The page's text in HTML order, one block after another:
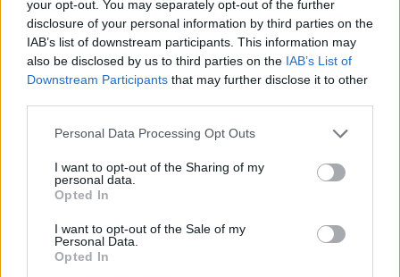
your opt-out. You may separately opt-out of the further
disclosure of your personal information by third parties on the
IAB’s list of downstream participants. This information may
also be disclosed by us to third parties on the IAB’s List of
Downstream Participants that may further disclose it to other
Please note that this website/app uses one or more Google
not limited to your visit or usage behaviour. You may click to
grant or deny consent to Google and its third-party tags to
use your data for below specified purposes in below Google
consent section.
Personal Data Processing Opt Outs
I want to opt-out of the Sharing of my
personal data.
Opted In
I want to opt-out of the Sale of my
Personal Data.
Opted In
a nehéz helyzetek kezelésére. Maradjon kecses a tűz
mellett, és olyan bizalmat szerez, amely segít a
mindennapi életben. Szánjon időt a kikapcsolódásra
és vegyen egy mély lélegzetet.
halogatás az ellentéte a személyes fejlődésnek. Egy
más elől. Sürgősen kezelje akadályát, és olyan
hatalomérzetet fog adni magának, amelytől más
Tanulja meg, hogyan kell moderálni a